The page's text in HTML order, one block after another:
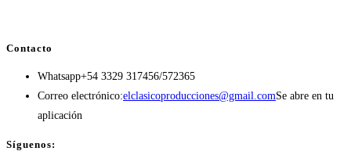
Contacto
Whatsapp+54 3329 317456/572365
Correo electrónico:elclasicoproducciones@gmail.comSe abre en tu
aplicación
Síguenos: